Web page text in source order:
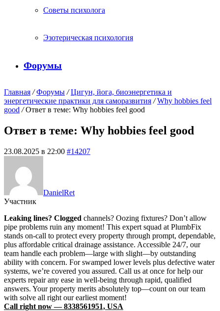
Советы психолога
Эзотерическая психология
Форумы
Главная / Форумы / Цигун, йога, биоэнергетика и
энергетические практики для саморазвития / Why hobbies feel
good / Ответ в теме: Why hobbies feel good
Ответ в теме: Why hobbies feel good
23.08.2025 в 22:00 #14207
DanielRet
Участник
Leaking lines? Clogged channels? Oozing fixtures? Don’t allow
pipe problems ruin any moment! This expert squad at PlumbFix
stands on-call to protect every property through prompt, dependable,
plus affordable critical drainage assistance. Accessible 24/7, our
team handle each problem—large with slight—by outstanding
ability with concern. For swamped lower levels plus defective water
systems, we’re covered you assured. Call us at once for help our
experts repair any ease in well-being through rapid, qualified
answers. Your property merits absolutely top—count on our team
with solve all right our earliest moment!
Call right now — 8338561951, USA